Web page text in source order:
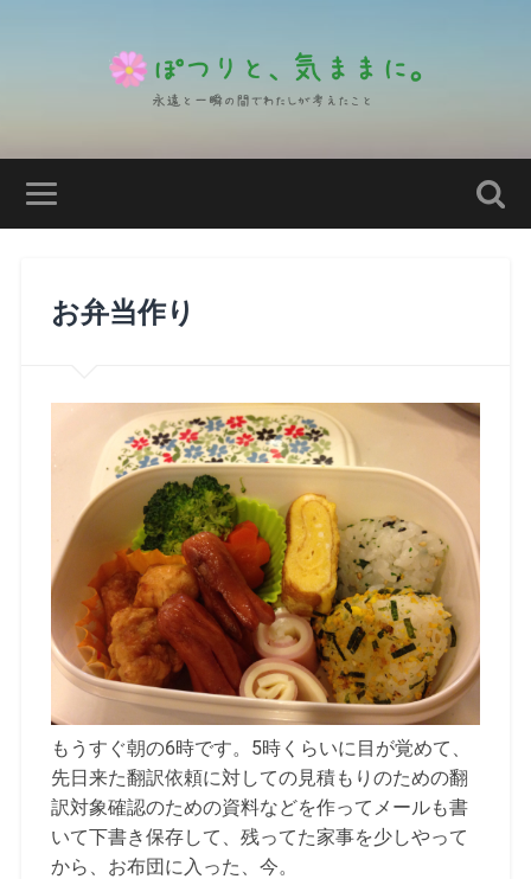
お弁当作り
もうすぐ朝の6時です。5時くらいに目が覚めて、
先日来た翻訳依頼に対しての見積もりのための翻
訳対象確認のための資料などを作ってメールも書
いて下書き保存して、残ってた家事を少しやって
から、お布団に入った、今。